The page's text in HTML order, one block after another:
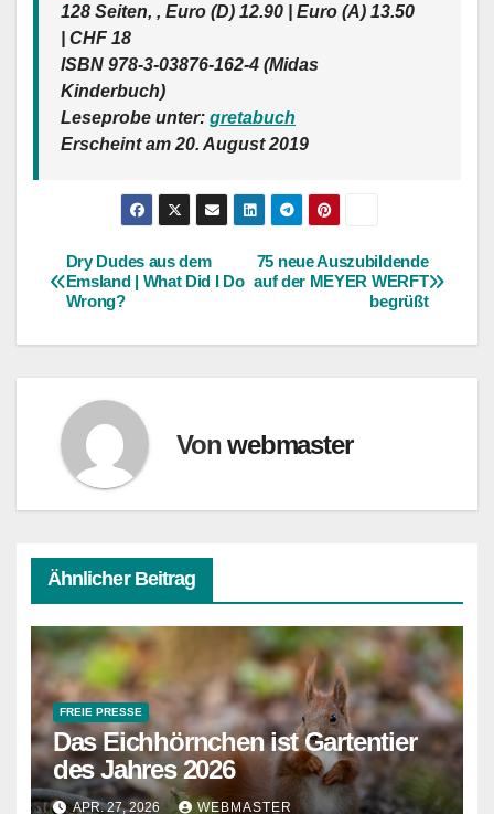
128 Seiten, , Euro (D) 12.90 | Euro (A) 13.50
| CHF 18
ISBN 978-3-03876-162-4 (Midas
Kinderbuch)
Leseprobe unter: gretabuch
Erscheint am 20. August 2019
Beitragsnavigation75 neue Auszubildende
auf der MEYER WERFT
begrüßt
Dry Dudes aus dem
Emsland | What Did I Do
Wrong?
Vonwebmaster
Ähnlicher Beitrag
FREIE PRESSE
Das Eichhörnchen ist Gartentier
des Jahres 2026
APR. 27, 2026 WEBMASTER